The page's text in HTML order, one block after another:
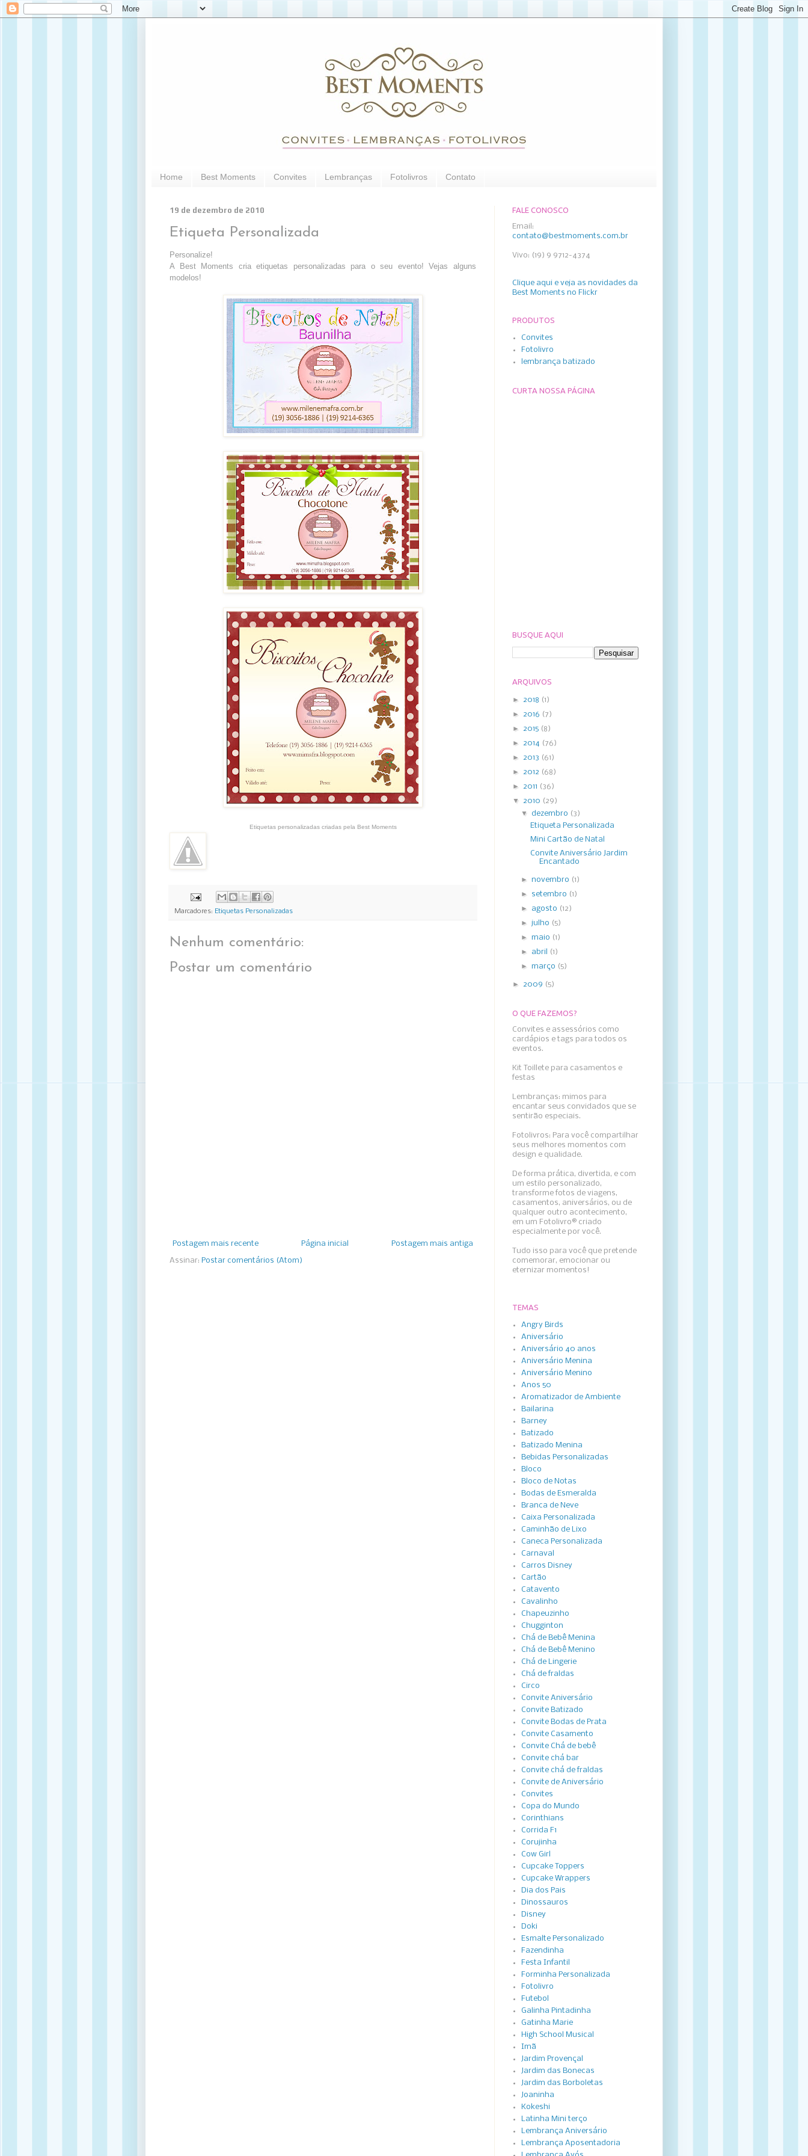
Home Best Moments Convites Lembranças Fotolivros Contato
19 de dezembro de 2010
Etiqueta Personalizada
Personalize!
A Best Moments cria etiquetas personalizadas para o seu evento! Vejas alguns
modelos!
Etiquetas personalizadas criadas pela Best Moments
Marcadores: Etiquetas Personalizadas
Nenhum comentário:
Postar um comentário
Postagem mais recente Postagem mais antiga
Página inicial
Assinar: Postar comentários (Atom)
FALE CONOSCO
Email:
contato@bestmoments.com.br
Vivo: (19) 9 9712-4374
Clique aqui e veja as novidades da
Best Moments no Flickr
PRODUTOS
Convites
Fotolivro
lembrança batizado
CURTA NOSSA PÁGINA
BUSQUE AQUI
ARQUIVOS
► 2018 (1)
► 2016 (7)
► 2015 (8)
► 2014 (76)
► 2013 (61)
► 2012 (68)
► 2011 (36)
▼ 2010 (29)
▼ dezembro (3)
Etiqueta Personalizada
Mini Cartão de Natal
Convite Aniversário Jardim
Encantado
►novembro (1)
► setembro (1)
► agosto (12)
►julho (5)
►maio (1)
► abril (1)
►março (5)
► 2009 (5)
O QUE FAZEMOS?
Convites e assessórios como
cardápios e tags para todos os
eventos.
Kit Toillete para casamentos e
festas
Lembranças: mimos para
encantar seus convidados que se
sentirão especiais.
Fotolivros: Para você compartilhar
seus melhores momentos com
design e qualidade.
De forma prática, divertida, e com
um estilo personalizado,
transforme fotos de viagens,
casamentos, aniversários, ou de
qualquer outro acontecimento,
em um Fotolivro® criado
especialmente por você.
Tudo isso para você que pretende
comemorar, emocionar ou
eternizar momentos!
TEMAS
Angry Birds
Aniversário
Aniversário 40 anos
Aniversário Menina
Aniversário Menino
Anos 50
Aromatizador de Ambiente
Bailarina
Barney
Batizado
Batizado Menina
Bebidas Personalizadas
Bloco
Bloco de Notas
Bodas de Esmeralda
Branca de Neve
Caixa Personalizada
Caminhão de Lixo
Caneca Personalizada
Carnaval
Carros Disney
Cartão
Catavento
Cavalinho
Chapeuzinho
Chugginton
Chá de Bebê Menina
Chá de Bebê Menino
Chá de Lingerie
Chá de fraldas
Circo
Convite Aniversário
Convite Batizado
Convite Bodas de Prata
Convite Casamento
Convite Chá de bebê
Convite chá bar
Convite chá de fraldas
Convite de Aniversário
Convites
Copa do Mundo
Corinthians
Corrida F1
Corujinha
Cow Girl
Cupcake Toppers
Cupcake Wrappers
Dia dos Pais
Dinossauros
Disney
Doki
Esmalte Personalizado
Fazendinha
Festa Infantil
Forminha Personalizada
Fotolivro
Futebol
Galinha Pintadinha
Gatinha Marie
High School Musical
Imã
Jardim Provençal
Jardim das Bonecas
Jardim das Borboletas
Joaninha
Kokeshi
Latinha Mini terço
Lembrança Aniversário
Lembrança Aposentadoria